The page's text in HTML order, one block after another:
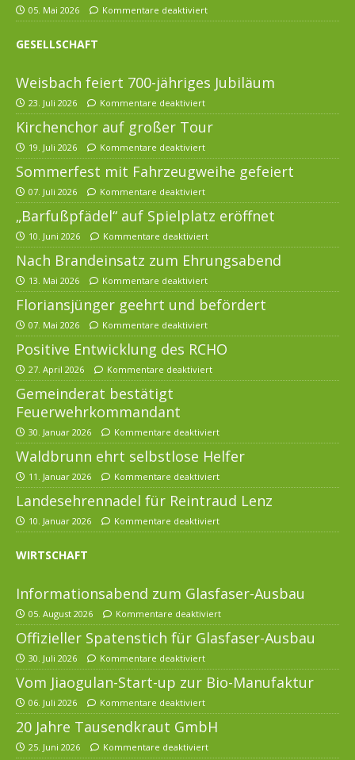
05. Mai 2026 Kommentare deaktiviert
GESELLSCHAFT
Weisbach feiert 700-jähriges Jubiläum
23. Juli 2026 Kommentare deaktiviert
Kirchenchor auf großer Tour
19. Juli 2026 Kommentare deaktiviert
Sommerfest mit Fahrzeugweihe gefeiert
07. Juli 2026 Kommentare deaktiviert
„Barfußpfädel“ auf Spielplatz eröffnet
10. Juni 2026 Kommentare deaktiviert
Nach Brandeinsatz zum Ehrungsabend
13. Mai 2026 Kommentare deaktiviert
Floriansjünger geehrt und befördert
07. Mai 2026 Kommentare deaktiviert
Positive Entwicklung des RCHO
27. April 2026 Kommentare deaktiviert
Gemeinderat bestätigt
Feuerwehrkommandant
30. Januar 2026 Kommentare deaktiviert
Waldbrunn ehrt selbstlose Helfer
11. Januar 2026 Kommentare deaktiviert
Landesehrennadel für Reintraud Lenz
10. Januar 2026 Kommentare deaktiviert
WIRTSCHAFT
Informationsabend zum Glasfaser-Ausbau
05. August 2026 Kommentare deaktiviert
Offizieller Spatenstich für Glasfaser-Ausbau
30. Juli 2026 Kommentare deaktiviert
Vom Jiaogulan-Start-up zur Bio-Manufaktur
06. Juli 2026 Kommentare deaktiviert
20 Jahre Tausendkraut GmbH
25. Juni 2026 Kommentare deaktiviert